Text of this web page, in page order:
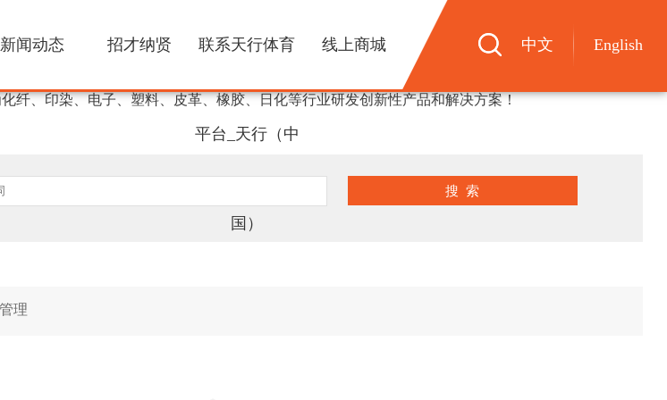
新闻动态 招才纳贤 联系天行体育
平台_天行（中
国）
线上商城 中文 English
工期待与您合作
纤、印染、电子、塑料、皮革、橡胶、日化等行业研发创新性产品和解决方案！
搜 索
理